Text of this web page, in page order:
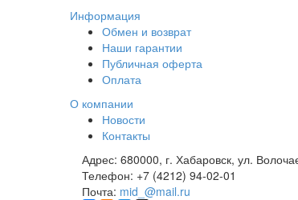
Информация
Обмен и возврат
Наши гарантии
Публичная оферта
Оплата
О компании
Новости
Контакты
Адрес: 680000, г. Хабаровск, ул.
Телефон: +7 (4212) 94-02-01
Почта: mid_@mail.ru